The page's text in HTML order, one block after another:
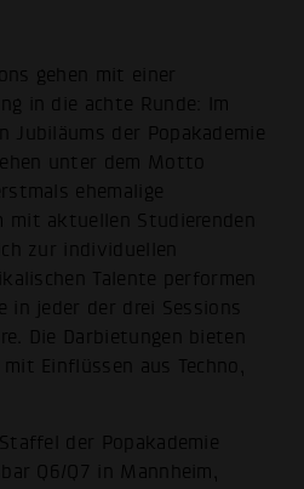
gehen mit einer
in die achte Runde: Im
Jubiläums der Popakademie
unter dem Motto
ehemalige
mit aktuellen Studierenden
zur individuellen
Talente performen
in jeder der drei Sessions
Die Darbietungen bieten
Einflüssen aus Techno,
der Popakademie
Q6/Q7 in Mannheim,